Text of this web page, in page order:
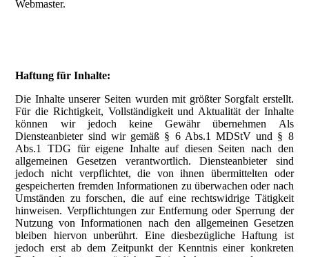
Webmaster.
Haftung für Inhalte:
Die Inhalte unserer Seiten wurden mit größter Sorgfalt erstellt.
Für die Richtigkeit, Vollständigkeit und Aktualität der Inhalte
können wir jedoch keine Gewähr übernehmen Als
Diensteanbieter sind wir gemäß § 6 Abs.1 MDStV und § 8
Abs.1 TDG für eigene Inhalte auf diesen Seiten nach den
allgemeinen Gesetzen verantwortlich. Diensteanbieter sind
jedoch nicht verpflichtet, die von ihnen übermittelten oder
gespeicherten fremden Informationen zu überwachen oder nach
Umständen zu forschen, die auf eine rechtswidrige Tätigkeit
hinweisen. Verpflichtungen zur Entfernung oder Sperrung der
Nutzung von Informationen nach den allgemeinen Gesetzen
bleiben hiervon unberührt. Eine diesbezügliche Haftung ist
jedoch erst ab dem Zeitpunkt der Kenntnis einer konkreten